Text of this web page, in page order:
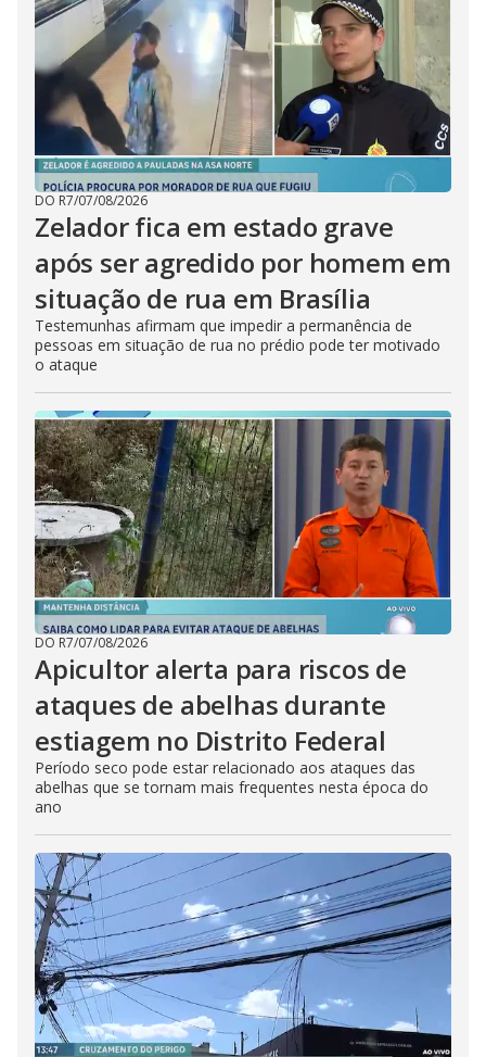
DO R7/07/08/2026
Zelador fica em estado grave
após ser agredido por homem em
situação de rua em Brasília
Testemunhas afirmam que impedir a permanência de
pessoas em situação de rua no prédio pode ter motivado
o ataque
DO R7/07/08/2026
Apicultor alerta para riscos de
ataques de abelhas durante
estiagem no Distrito Federal
Período seco pode estar relacionado aos ataques das
abelhas que se tornam mais frequentes nesta época do
ano